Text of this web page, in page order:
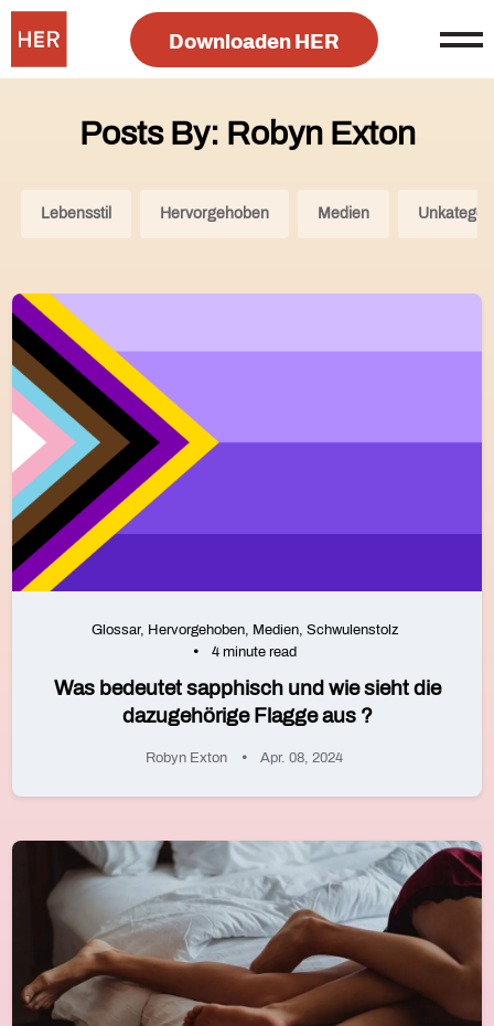
Downloaden HER
Posts By: Robyn Exton
Lebensstil Hervorgehoben Medien
Glossar, Hervorgehoben, Medien, Schwulenstolz
4 minute read
Was bedeutet sapphisch und wie sieht die
dazugehörige Flagge aus ?
Robyn Exton Apr. 08, 2024